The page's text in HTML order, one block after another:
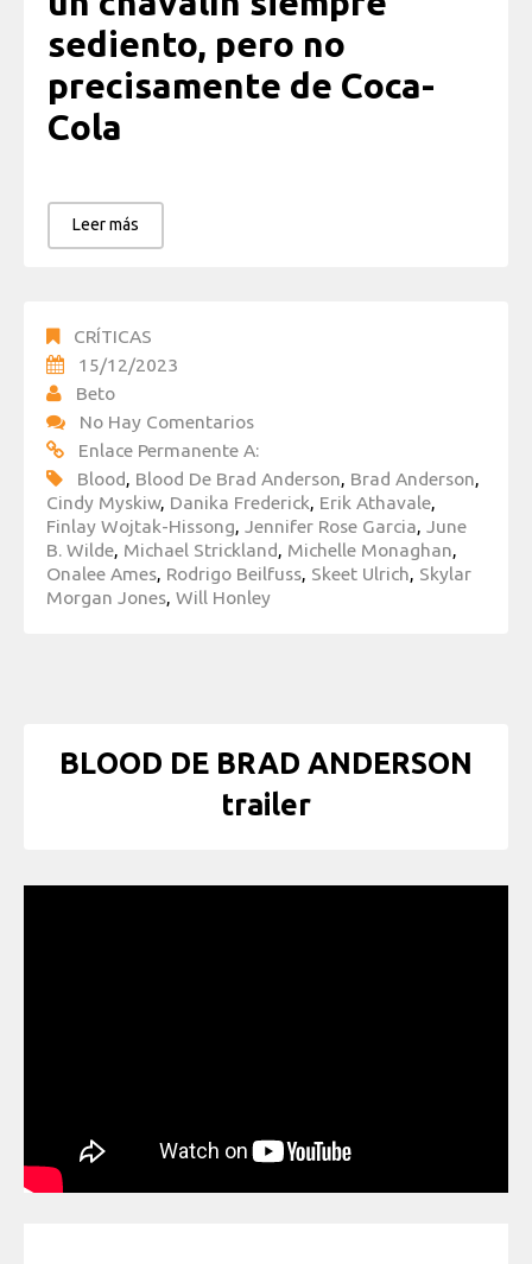
sediento, pero no
precisamente de Coca-
Cola
Leer más
CRÍTICAS
15/12/2023
Beto
No Hay Comentarios
Enlace Permanente A:
Blood, Blood De Brad Anderson, Brad Anderson,
Cindy Myskiw, Danika Frederick, Erik Athavale,
Finlay Wojtak-Hissong, Jennifer Rose Garcia, June
B. Wilde, Michael Strickland, Michelle Monaghan,
Onalee Ames, Rodrigo Beilfuss, Skeet Ulrich, Skylar
Morgan Jones, Will Honley
BLOOD DE BRAD ANDERSON
trailer